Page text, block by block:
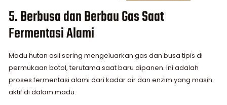
5. Berbusa dan Berbau Gas Saat
Fermentasi Alami
Madu hutan asli sering mengeluarkan gas dan busa tipis di
permukaan botol, terutama saat baru dipanen. Ini adalah
proses fermentasi alami dari kadar air dan enzim yang masih
aktif di dalam madu.